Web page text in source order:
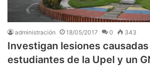
administración 18/05/2017 0 343
Investigan lesiones causadas
estudiantes de la Upel y un